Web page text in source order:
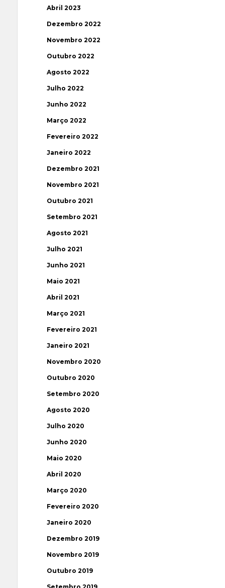
Abril 2023
Dezembro 2022
Novembro 2022
Outubro 2022
Agosto 2022
Julho 2022
Junho 2022
Março 2022
Fevereiro 2022
Janeiro 2022
Dezembro 2021
Novembro 2021
Outubro 2021
Setembro 2021
Agosto 2021
Julho 2021
Junho 2021
Maio 2021
Abril 2021
Março 2021
Fevereiro 2021
Janeiro 2021
Novembro 2020
Outubro 2020
Setembro 2020
Agosto 2020
Julho 2020
Junho 2020
Maio 2020
Abril 2020
Março 2020
Fevereiro 2020
Janeiro 2020
Dezembro 2019
Novembro 2019
Outubro 2019